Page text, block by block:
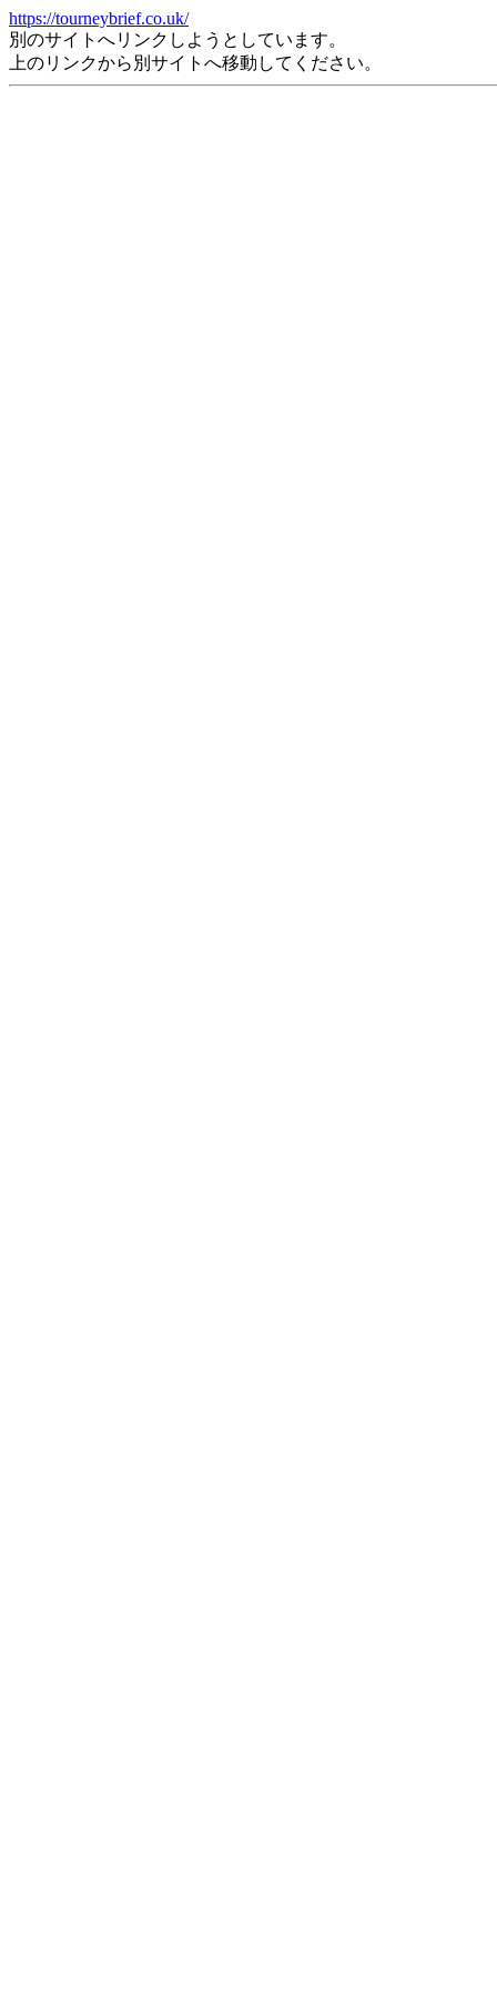
https://tourneybrief.co.uk/
別のサイトへリンクしようとしています。
上のリンクから別サイトへ移動してください。